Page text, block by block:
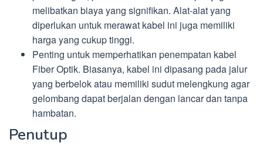
melibatkan biaya yang signifikan. Alat-alat yang
diperlukan untuk merawat kabel ini juga memiliki
harga yang cukup tinggi.
Penting untuk memperhatikan penempatan kabel
Fiber Optik. Biasanya, kabel ini dipasang pada jalur
yang berbelok atau memiliki sudut melengkung agar
gelombang dapat berjalan dengan lancar dan tanpa
hambatan.
Penutup